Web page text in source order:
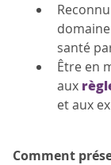
santé
Être en
aux
et aux
Comment